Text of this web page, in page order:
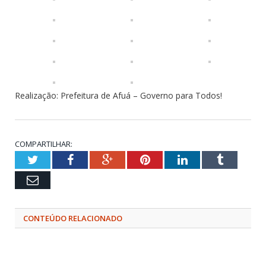
Realização: Prefeitura de Afuá – Governo para Todos!
COMPARTILHAR:
TwitterFacebookGoogle+PinterestLinkedInTumblr
Email
CONTEÚDO RELACIONADO